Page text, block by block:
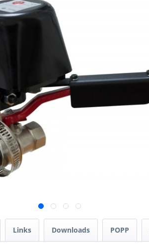
Links Downloads POPP